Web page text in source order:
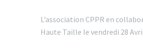
L’association CPPR en
Haute Taille le vendredi 28